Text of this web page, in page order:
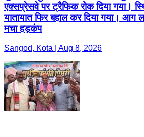
एक्सप्रेसवे पर ट्रैफिक रोक दिया गया।
यातायात फिर बहाल कर दिया गया। आग
मचा हड़कंप
Sangod, Kota | Aug 8, 2026